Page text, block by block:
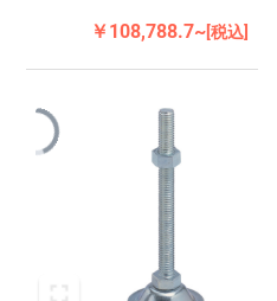
￥108,788.7~[税込]